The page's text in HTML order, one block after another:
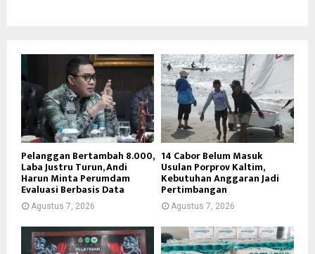
Pelanggan Bertambah 8.000,
Laba Justru Turun, Andi
Harun Minta Perumdam
Evaluasi Berbasis Data
Agustus 7, 2026
14 Cabor Belum Masuk
Usulan Porprov Kaltim,
Kebutuhan Anggaran Jadi
Pertimbangan
Agustus 7, 2026